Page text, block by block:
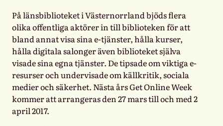
På länsbiblioteket i Västernorrland bjöds flera
olika offentliga aktörer in till biblioteken för att
bland annat visa sina e-tjänster, hålla kurser,
hålla digitala salonger även biblioteket själva
visade sina egna tjänster. De tipsade om viktiga e-
resurser och undervisade om källkritik, sociala
medier och säkerhet. Nästa års Get Online Week
kommer att arrangeras den 27 mars till och med 2
april 2017.